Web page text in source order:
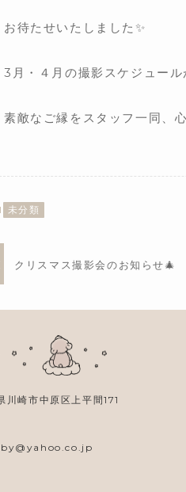
お待たせいたしました✨
3月・４月の撮影スケジュール
素敵なご縁をスタッフ一同、
未分類
クリスマス撮影会のお知らせ🎄
崎市中原区上平間171